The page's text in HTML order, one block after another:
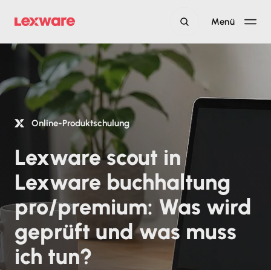
Menü
Online-Produktschulung
Lexware scout in
Lexware buchhaltung
pro/premium: Was wird
geprüft und was muss
ich tun?